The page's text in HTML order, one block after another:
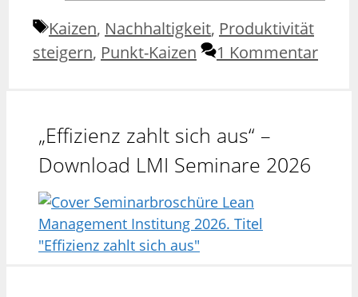
Schlagwörter
Kaizen, Nachhaltigkeit, Produktivität
steigern, Punkt-Kaizen 1 Kommentar
„Effizienz zahlt sich aus“ –
Download LMI Seminare 2026